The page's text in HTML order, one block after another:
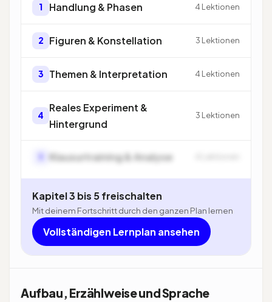
1 Handlung & Phasen 4 Lektionen
2 Figuren & Konstellation 3 Lektionen
3 Themen & Interpretation 4 Lektionen
4
Reales Experiment &
Hintergrund
3 Lektionen
Klausurtraining & Analyse
Kapitel 3 bis 5 freischalten
Mit deinem Fortschritt durch den ganzen Plan lernen
Vollständigen Lernplan ansehen
Aufbau, Erzählweise und Sprache